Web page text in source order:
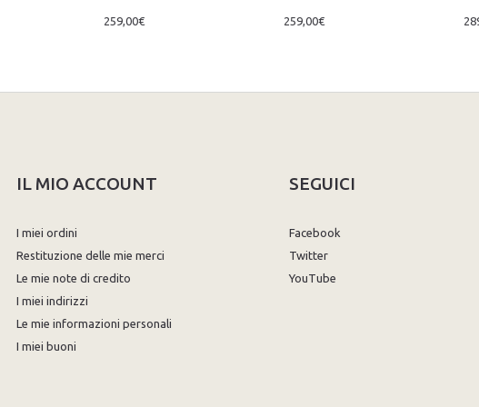
259,00€ 259,00€
IL MIO ACCOUNT
I miei ordini
Restituzione delle mie merci
Le mie note di credito
I miei indirizzi
Le mie informazioni personali
I miei buoni
SEGUICI
Facebook
Twitter
YouTube